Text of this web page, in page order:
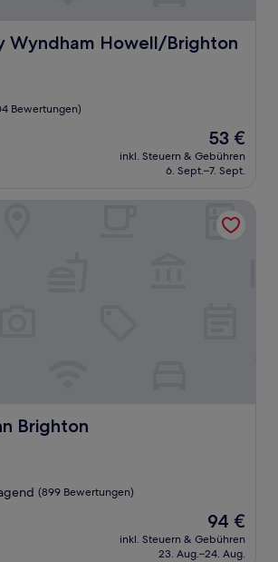
Wyndham Howell/Brighton
Howell/Brighton
Bewertungen)
Der
Preis
beträgt
53 €
inkl. Steuern & Gebühren
6. Sept.–7. Sept.
Brighton
(899 Bewertungen)
Der
Preis
beträgt
94 €
inkl. Steuern & Gebühren
23. Aug.–24. Aug.